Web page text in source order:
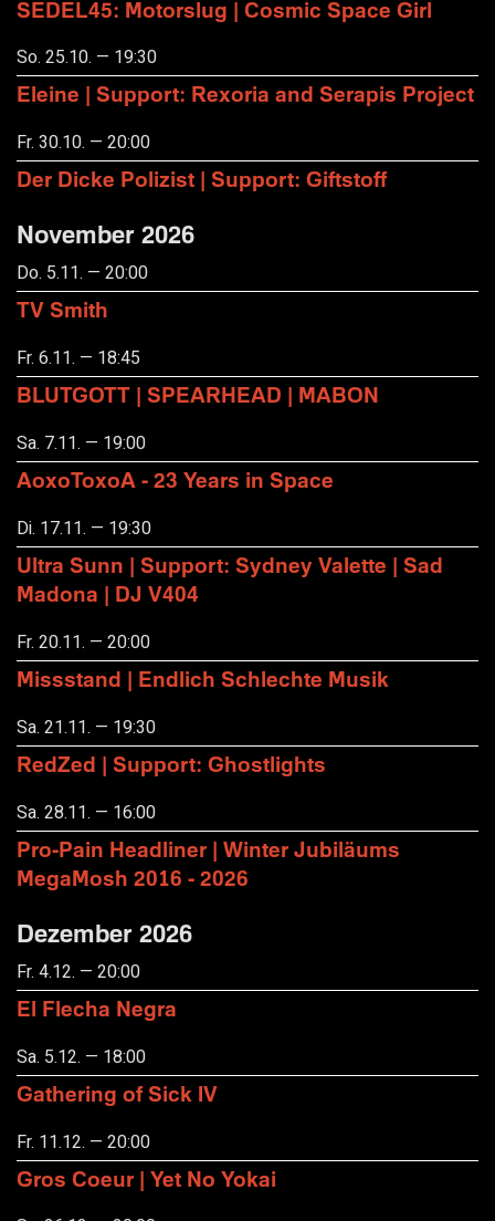
SEDEL45: Motorslug | Cosmic Space Girl
So. 25.10. — 19:30
Eleine | Support: Rexoria and Serapis Project
Fr. 30.10. — 20:00
Der Dicke Polizist | Support: Giftstoff
November 2026
Do. 5.11. — 20:00
TV Smith
Fr. 6.11. — 18:45
BLUTGOTT | SPEARHEAD | MABON
Sa. 7.11. — 19:00
AoxoToxoA - 23 Years in Space
Di. 17.11. — 19:30
Ultra Sunn | Support: Sydney Valette | Sad
Madona | DJ V404
Fr. 20.11. — 20:00
Missstand | Endlich Schlechte Musik
Sa. 21.11. — 19:30
RedZed | Support: Ghostlights
Sa. 28.11. — 16:00
Pro-Pain Headliner | Winter Jubiläums
MegaMosh 2016 - 2026
Dezember 2026
Fr. 4.12. — 20:00
El Flecha Negra
Sa. 5.12. — 18:00
Gathering of Sick IV
Fr. 11.12. — 20:00
Gros Coeur | Yet No Yokai